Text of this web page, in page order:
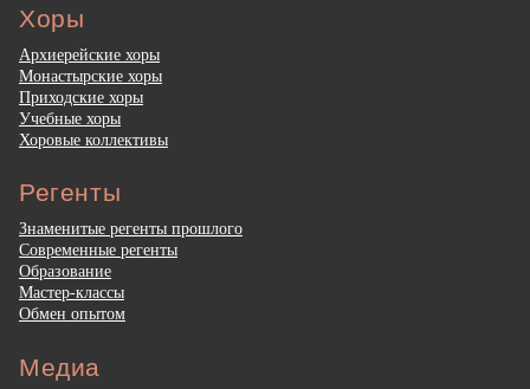
Хоры
Архиерейские хоры
Монастырские хоры
Приходские хоры
Учебные хоры
Хоровые коллективы
Регенты
Знаменитые регенты прошлого
Современные регенты
Образование
Мастер-классы
Обмен опытом
Медиа